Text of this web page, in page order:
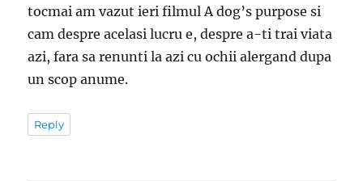
tocmai am vazut ieri filmul A dog’s purpose si
cam despre acelasi lucru e, despre a-ti trai viata
azi, fara sa renunti la azi cu ochii alergand dupa
un scop anume.
Reply